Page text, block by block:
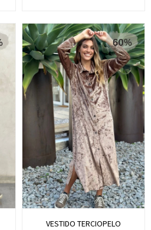
VESTIDO TERCIOPELO